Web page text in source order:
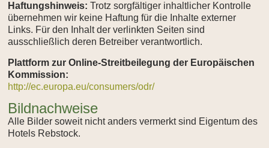
Haftungshinweis: Trotz sorgfältiger inhaltlicher Kontrolle
übernehmen wir keine Haftung für die Inhalte externer
Links. Für den Inhalt der verlinkten Seiten sind
ausschließlich deren Betreiber verantwortlich.
Plattform zur Online-Streitbeilegung der Europäischen
Kommission:
http://ec.europa.eu/consumers/odr/
Bildnachweise
Alle Bilder soweit nicht anders vermerkt sind Eigentum des
Hotels Rebstock.